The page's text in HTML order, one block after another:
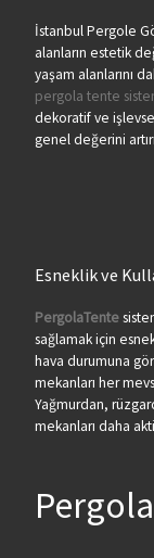
İstanbul Pergole
alanların estetik
yaşam alanlarını
pergola tente
dekoratif ve
genel değerini
Esneklik ve
PergolaTente
sağlamak için
hava durumuna
mekanları her
Yağmurdan,
mekanları daha